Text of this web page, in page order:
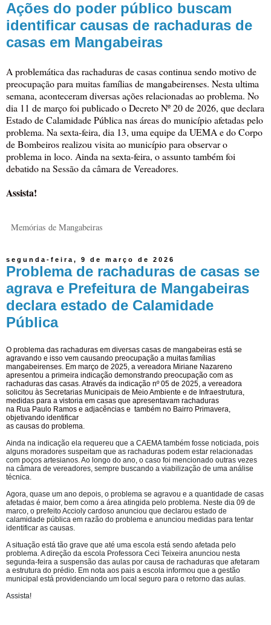
Ações do poder público buscam
identificar causas de rachaduras de
casas em Mangabeiras
A problemática das rachaduras de casas continua sendo motivo de
preocupação para muitas famílias de mangabeirenses. Nesta ultima
semana, aconteceram diversas ações relacionadas ao problema. No
dia 11 de março foi publicado o Decreto Nº 20 de 2026, que declara
Estado de Calamidade Pública nas áreas do município afetadas pelo
problema. Na sexta-feira, dia 13, uma equipe da UEMA e do Corpo
de Bombeiros realizou visita ao município para observar o
problema in loco. Ainda na sexta-feira, o assunto também foi
debatido na Sessão da câmara de Vereadores.
Assista!
Memórias de Mangabeiras
segunda-feira, 9 de março de 2026
Problema de rachaduras de casas se
agrava e Prefeitura de Mangabeiras
declara estado de Calamidade
Pública
O problema das rachaduras em diversas casas de mangabeiras está se
agravando e isso vem causando preocupação a muitas famílias
mangabeirenses. Em março de 2025, a vereadora Miriane Nazareno
apresentou a primeira indicação demonstrando preocupação com as
rachaduras das casas. Através da indicação nº 05 de 2025, a vereadora
solicitou às Secretarias Municipais de Meio Ambiente e de Infraestrutura,
medidas para a vistoria em casas que apresentavam rachaduras
na Rua Paulo Ramos e adjacências e também no Bairro Primavera,
objetivando identificar
as causas do problema.
Ainda na indicação ela requereu que a CAEMA também fosse noticiada, pois
alguns moradores suspeitam que as rachaduras podem estar relacionadas
com poços artesianos. Ao longo do ano, o caso foi mencionado outras vezes
na câmara de vereadores, sempre buscando a viabilização de uma análise
técnica.
Agora, quase um ano depois, o problema se agravou e a quantidade de casas
afetadas é maior, bem como a área atingida pelo problema. Neste dia 09 de
marco, o prefeito Accioly cardoso anunciou que declarou estado de
calamidade pública em razão do problema e anunciou medidas para tentar
identificar as causas.
A situação está tão grave que até uma escola está sendo afetada pelo
problema. A direção da escola Professora Ceci Teixeira anunciou nesta
segunda-feira a suspensão das aulas por causa de rachaduras que afetaram
a estrutura do prédio. Em nota aos pais a escola informou que a gestão
municipal está providenciando um local seguro para o retorno das aulas.
Assista!